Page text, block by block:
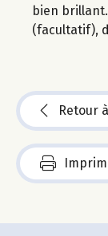
bien
(facultatif),
Retour